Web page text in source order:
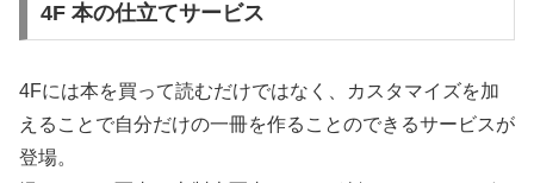
4F 本の仕立てサービス
4Fには本を買って読むだけではなく、カスタマイズを加
えることで自分だけの一冊を作ることのできるサービスが
登場。